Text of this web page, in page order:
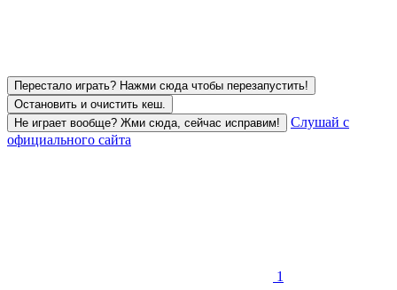
Перестало играть? Нажми сюда чтобы перезапустить!
Остановить и очистить кеш.
Не играет вообще? Жми сюда, сейчас исправим!
Слушай с
официального сайта
1